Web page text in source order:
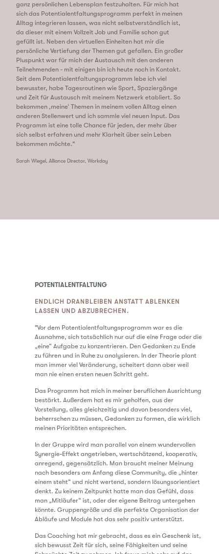
ganz persönlichen Lebensplan festzuhalten. Für mich hat
sich das Potentialentfaltungsprogramm perfekt in meinen
Alltag integrieren lassen, was nicht selbstverständlich ist,
da dieser mit einem Vollzeit Job und Familie schon gut
gefüllt ist. Neben den virtuellen Einheiten hat mir die
persönliche Vertiefung der Themen gut gefallen. Ein großer
Pluspunkt war für mich der Austausch mit den anderen
Teilnehmenden - mit einigen bin ich heute noch in Kontakt.
Seit dem Potentialentfaltungsprogramm lebe ich viel
bewusster, habe Tagesroutinen wie Sport, Spaziergänge
und Zeit für Austausch mit meinem Netzwerk etabliert. So
bekommen ‚meine‘ Themen in meinem vollen Alltag einen
anderen Stellenwert und ich sammle viel neuen Input. Das
Programm ist eine tolle Chance für jeden, der mehr über
sich selbst erfahren und mehr Klarheit über sein Leben
bekommen möchte."
Sarah Wiegel, Alliance Director, Workday
POTENTIALENTFALTUNG
ENDLICH DRANBLEIBEN ANSTATT ABLENKEN
LASSEN UND ABZUBRECHEN.
"Vor dem Potentialentfaltungsprogramm war es die
Ausnahme, sich tatsächlich nur auf die eine Frage oder die
„eine“ Aufgabe zu konzentrieren. Den Gedanken zu Ende
zu führen und in Ruhe zu analysieren. In der Theorie plant
man immer viel Veränderung, scheitert dann aber weil
man nie einen ersten neuen Schritt geht.
Das Programm hat mich in meiner beruflichen Ausrichtung
bestärkt. Außerdem hat es mir geholfen, aus der
Vorstellung, alles gleichzeitig und davon besonders viel,
beherrschen zu müssen, Gedanken zu formen, die wirklich
meinen Prioritäten entsprechen.
In der Gruppe wird man parallel von einem wundervollen
Synergie-Effekt angetrieben, wertschätzend, kooperativ,
anregend, gegensätzlich. Man braucht meiner Meinung
nach besonders am Anfang diese Community, die „hinter
einem steht“ und nicht wertend, sondern lösungsorientiert
denkt. Zu keinem Zeitpunkt hatte man das Gefühl, dass
man „Mitläufer“ ist, oder der eigene Beitrag untergehen
könnte. Gruppengröße und die perfekte Organisation der
Abläufe und Module hat das sehr positiv unterstützt.
Das Coaching hat mir gebracht, dass es ein Geschenk ist,
sich bewusst Zeit für sich, seine Fähigkeiten und seine